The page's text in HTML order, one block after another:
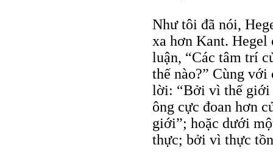
Như tôi đã nói,
xa hơn Kant. Hegel
luận, “Các tâm trí
thế nào?” Cùng với
lời: “Bởi vì thế giới
ông cực đoan hơn
giới”; hoặc dưới
thực; bởi vì thực